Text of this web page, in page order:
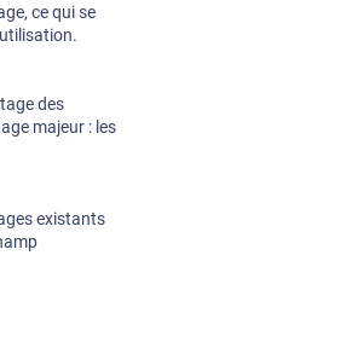
ce qui se
des
majeur : les
existants